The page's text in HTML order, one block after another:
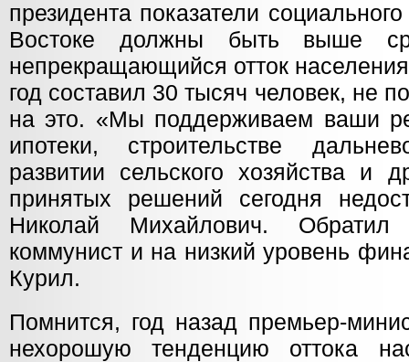
президента показатели
Востоке должны быть выше
непрекращающийся отток
год составил 30 тысяч человек, не
на это. «Мы поддерживаем ваши
ипотеки, строительстве
развитии сельского хозяйства и
принятых решений сегодня
Николай Михайлович. Обратил
коммунист и на низкий уровень
Курил.
Помнится, год назад премьер-
нехорошую тенденцию оттока